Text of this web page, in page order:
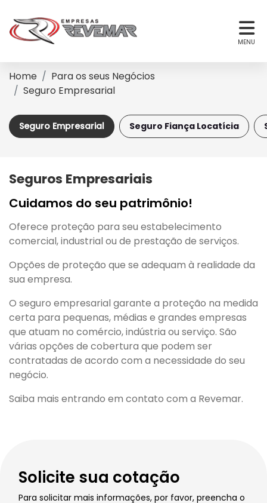
MENU
Home
Para os seus Negócios
Seguro Empresarial
Seguro Empresarial Seguro Fiança Locatícia
Seguros Empresariais
Cuidamos do seu patrimônio!
Oferece proteção para seu estabelecimento
comercial, industrial ou de prestação de serviços.
Opções de proteção que se adequam à realidade da
sua empresa.
O seguro empresarial garante a proteção na medida
certa para pequenas, médias e grandes empresas
que atuam no comércio, indústria ou serviço. São
várias opções de cobertura que podem ser
contratadas de acordo com a necessidade do seu
negócio.
Saiba mais entrando em contato com a Revemar.
Solicite sua cotação
Para solicitar mais informações, por favor, preencha o